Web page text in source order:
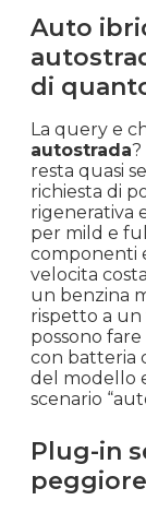
Auto
di
La query e
autostrada?
resta quasi
richiesta di
rigenerativa
per mild e
componenti
velocita
un benzina
rispetto a
possono
con batteria
del modello
scenario
Plug-in